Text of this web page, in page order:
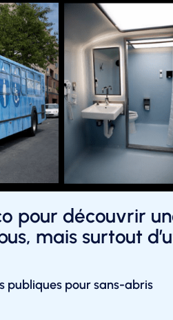
pour découvrir
mais surtout
publiques pour sans-abris